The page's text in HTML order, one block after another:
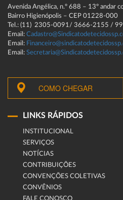
Avenida Angélica, n.º 688 – 13º andar
Bairro Higienópolis – CEP 01228-000
Tel.: (11) 2305-0091/ 3666-2155 /
Email:
Email:
Email:
COMO CHEGAR
LINKS RÁPIDOS
INSTITUCIONAL
SERVIÇOS
NOTÍCIAS
CONTRIBUIÇÕES
CONVENÇÕES COLETIVAS
CONVÊNIOS